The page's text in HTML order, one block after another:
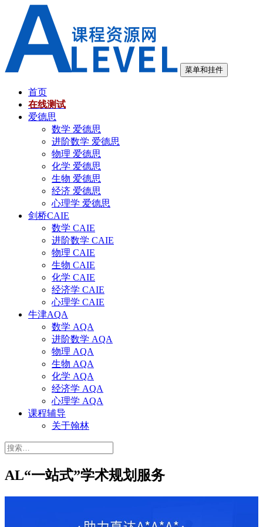
菜单和挂件
首页
在线测试
爱德思
数学 爱德思
进阶数学 爱德思
物理 爱德思
化学 爱德思
生物 爱德思
经济 爱德思
心理学 爱德思
剑桥CAIE
数学 CAIE
进阶数学 CAIE
物理 CAIE
生物 CAIE
化学 CAIE
经济学 CAIE
心理学 CAIE
牛津AQA
数学 AQA
进阶数学 AQA
物理 AQA
生物 AQA
化学 AQA
经济学 AQA
心理学 AQA
课程辅导
关于翰林
搜
AL“一站式”学术规划服务